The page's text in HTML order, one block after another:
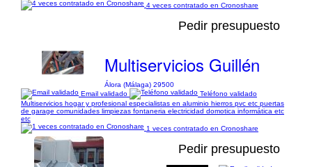
4 veces contratado en Cronoshare
Pedir presupuesto
Multiservicios Guillén
Álora (Málaga) 29500
Email validado
Teléfono validado
Multiservicios hogar y profesional especialistas en aluminio hierros pvc etc puertas
de garage comunidades limpiezas fontaneria electricidad domotica informática etc
etc
1 veces contratado en Cronoshare
Pedir presupuesto